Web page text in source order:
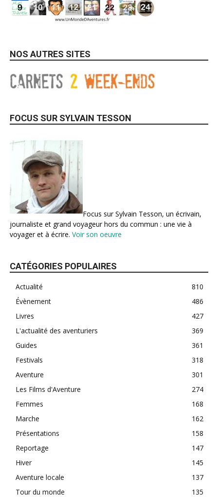
NOS AUTRES SITES
FOCUS SUR SYLVAIN TESSON
Focus sur Sylvain Tesson, un écrivain,
journaliste et grand voyageur hors du commun : une vie à
voyager et à écrire. Voir son oeuvre
CATÉGORIES POPULAIRES
Actualité
810
Évènement
486
Livres
427
L'actualité des aventuriers
369
Guides
361
Festivals
318
Aventure
301
Les Films d'Aventure
274
Femmes
168
Marche
162
Présentations
158
Reportage
147
Hiver
145
Aventure locale
137
Tour du monde
135